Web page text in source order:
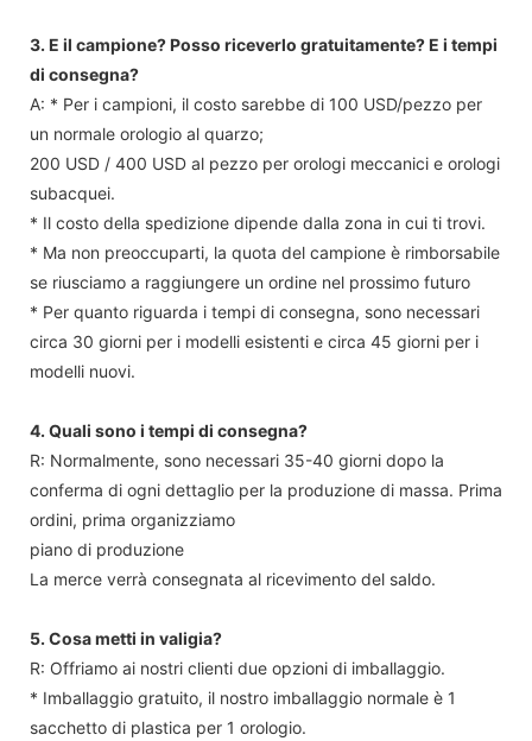
3. E il campione? Posso riceverlo gratuitamente? E i tempi
di consegna?
A: * Per i campioni, il costo sarebbe di 100 USD/pezzo per
un normale orologio al quarzo;
200 USD / 400 USD al pezzo per orologi meccanici e orologi
subacquei.
* Il costo della spedizione dipende dalla zona in cui ti trovi.
* Ma non preoccuparti, la quota del campione è rimborsabile
se riusciamo a raggiungere un ordine nel prossimo futuro
* Per quanto riguarda i tempi di consegna, sono necessari
circa 30 giorni per i modelli esistenti e circa 45 giorni per i
modelli nuovi.
4. Quali sono i tempi di consegna?
R: Normalmente, sono necessari 35-40 giorni dopo la
conferma di ogni dettaglio per la produzione di massa. Prima
ordini, prima organizziamo
piano di produzione
La merce verrà consegnata al ricevimento del saldo.
5. Cosa metti in valigia?
R: Offriamo ai nostri clienti due opzioni di imballaggio.
* Imballaggio gratuito, il nostro imballaggio normale è 1
sacchetto di plastica per 1 orologio.